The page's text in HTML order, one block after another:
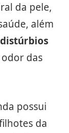
da pele,
além
das
possui
da